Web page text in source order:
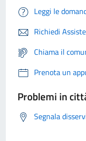
Leggi le
Richiedi
Chiama il
Prenota un
Problemi in
Segnala